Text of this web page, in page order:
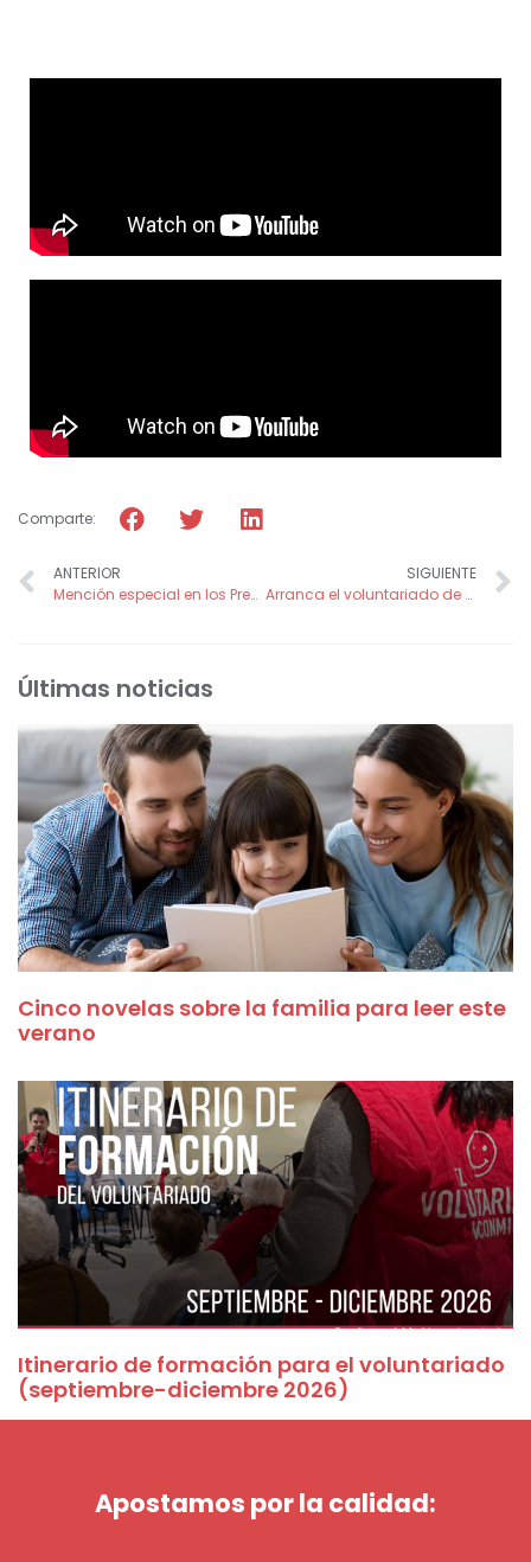
Comparte:
ANTERIOR
Mención especial en los Premios de Voluntariado de la Región de Murcia 2025 a Francisco Cano, voluntario de FADE
SIGUIENTE
Arranca el voluntariado de acompañamiento en el Hospital Mesa del Castillo
Últimas noticias
Cinco novelas sobre la familia para leer este
verano
Itinerario de formación para el voluntariado
(septiembre-diciembre 2026)
Apostamos por la calidad: